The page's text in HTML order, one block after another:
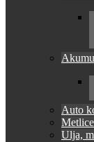
Auto
Ulja,